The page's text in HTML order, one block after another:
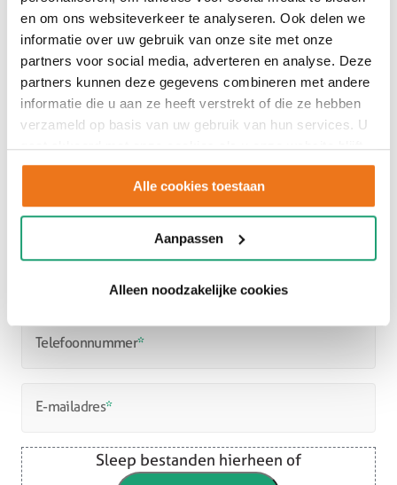
en om ons websiteverkeer te analyseren. Ook delen we
informatie over uw gebruik van onze site met onze
partners voor social media, adverteren en analyse. Deze
partners kunnen deze gegevens combineren met andere
informatie die u aan ze heeft verstrekt of die ze hebben
verzameld op basis van uw gebruik van hun services. U
gaat akkoord met onze cookies als u onze website blijft
gebruiken.
Alle cookies toestaan
Aanpassen
Alleen noodzakelijke cookies
Naam
Achternaam
Telefoonnummer*
E-mailadres*
Sleep bestanden hierheen of